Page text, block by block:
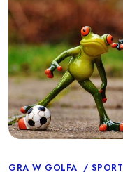
Categories
GRA W GOLFA SPORT